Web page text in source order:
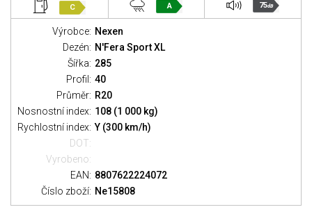
C A 75dB
Výrobce: Nexen
Dezén: N'Fera Sport XL
Šířka: 285
Profil: 40
Průměr: R20
Nosnostní index: 108 (1 000 kg)
Rychlostní index: Y (300 km/h)
DOT:
Vyrobeno:
EAN: 8807622224072
Číslo zboží: Ne15808